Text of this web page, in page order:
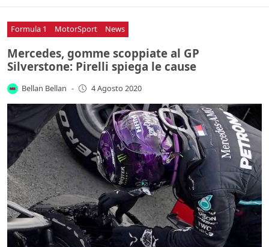
Formula 1 MotorSport News
Mercedes, gomme scoppiate al GP
Silverstone: Pirelli spiega le cause
Bellan Bellan - 4 Agosto 2020